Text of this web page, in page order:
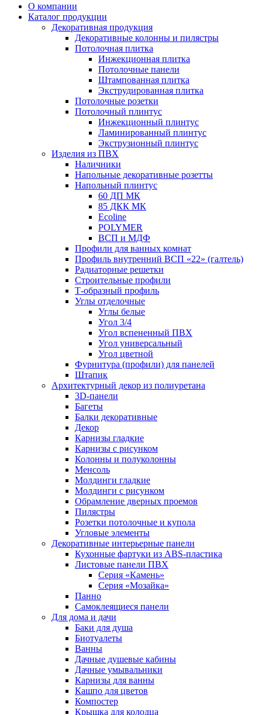
О компании
Каталог продукции
Декоративная продукция
Декоративные колонны и пилястры
Потолочная плитка
Инжекционная плитка
Потолочные панели
Штампованная плитка
Экструдированная плитка
Потолочные розетки
Потолочный плинтус
Инжекционный плинтус
Ламинированный плинтус
Экструзионный плинтус
Изделия из ПВХ
Наличники
Напольные декоративные розетты
Напольный плинтус
60 ДП МК
85 ДКК МК
Ecoline
POLYMER
ВСП и МДФ
Профили для ванных комнат
Профиль внутренний ВСП «22» (галтель)
Радиаторные решетки
Строительные профили
Т-образный профиль
Углы отделочные
Углы белые
Угол 3/4
Угол вспененный ПВХ
Угол универсальный
Угол цветной
Фурнитура (профили) для панелей
Штапик
Архитектурный декор из полиуретана
3D-панели
Багеты
Балки декоративные
Декор
Карнизы гладкие
Карнизы с рисунком
Колонны и полуколонны
Менсоль
Молдинги гладкие
Молдинги с рисунком
Обрамление дверных проемов
Пилястры
Розетки потолочные и купола
Угловые элементы
Декоративные интерьерные панели
Кухонные фартуки из ABS-пластика
Листовые панели ПВХ
Серия «Камень»
Серия «Мозайка»
Панно
Самоклеящиеся панели
Для дома и дачи
Баки для душа
Биотуалеты
Ванны
Дачные душевые кабины
Дачные умывальники
Карнизы для ванны
Кашпо для цветов
Компостер
Крышка для колодца